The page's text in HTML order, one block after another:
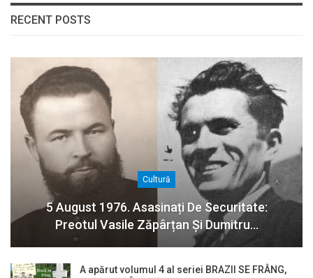
RECENT POSTS
Cultură
5 August 1976. Asasinați De Securitate:
Preotul Vasile Zăpârțan Și Dumitru…
A apărut volumul 4 al seriei BRAZII SE FRÂNG,